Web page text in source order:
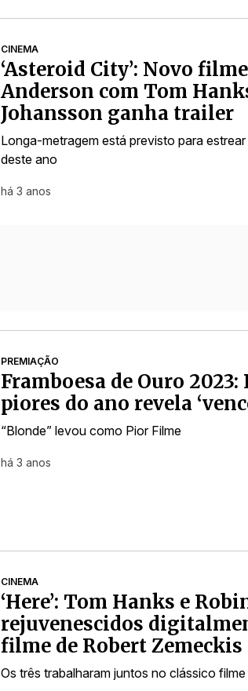
CINEMA
‘Asteroid City’: Novo
Anderson com Tom
Johansson ganha trailer
Longa-metragem está previsto para
deste ano
há 3 anos
PREMIAÇÃO
Framboesa de Ouro 2023:
piores do ano revela
“Blonde” levou como Pior Filme
há 3 anos
CINEMA
‘Here’: Tom Hanks e
rejuvenescidos
filme de Robert Zemeckis
Os três trabalharam juntos no clássico